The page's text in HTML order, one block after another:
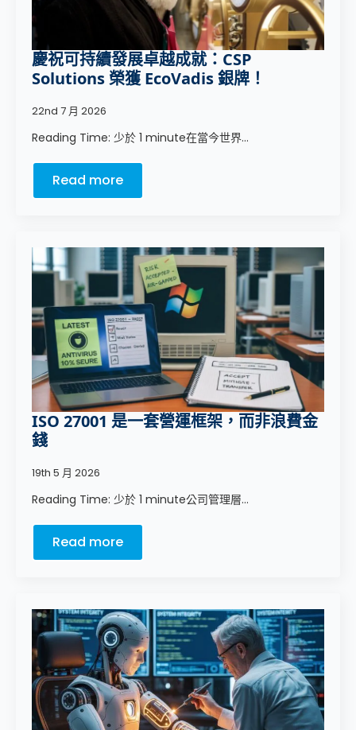
慶祝可持續發展卓越成就：CSP
Solutions 榮獲 EcoVadis 銀牌！
22nd 7 月 2026
Reading Time: 少於 1 minute在當今世界...
Read more
ISO 27001 是一套營運框架，而非浪費金
錢
19th 5 月 2026
Reading Time: 少於 1 minute公司管理層...
Read more